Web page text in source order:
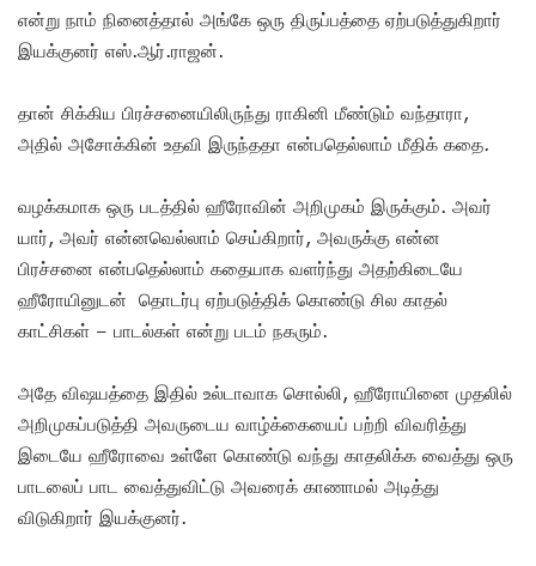
என்று நாம் நினைத்தால் அங்கே ஒரு திருப்பத்தை ஏற்படுத்துகிறார்
இயக்குனர் எஸ்.ஆர்.ராஜன்.
தான் சிக்கிய பிரச்சனையிலிருந்து ராகினி மீண்டும் வந்தாரா,
அதில் அசோக்கின் உதவி இருந்ததா என்பதெல்லாம் மீதிக் கதை.
வழக்கமாக ஒரு படத்தில் ஹீரோவின் அறிமுகம் இருக்கும். அவர்
யார், அவர் என்னவெல்லாம் செய்கிறார், அவருக்கு என்ன
பிரச்சனை என்பதெல்லாம் கதையாக வளர்ந்து அதற்கிடையே
ஹீரோயினுடன் தொடர்பு ஏற்படுத்திக் கொண்டு சில காதல்
காட்சிகள் – பாடல்கள் என்று படம் நகரும்.
அதே விஷயத்தை இதில் உல்டாவாக சொல்லி, ஹீரோயினை முதலில்
அறிமுகப்படுத்தி அவருடைய வாழ்க்கையைப் பற்றி விவரித்து
இடையே ஹீரோவை உள்ளே கொண்டு வந்து காதலிக்க வைத்து ஒரு
பாடலைப் பாட வைத்துவிட்டு அவரைக் காணாமல் அடித்து
விடுகிறார் இயக்குனர்.